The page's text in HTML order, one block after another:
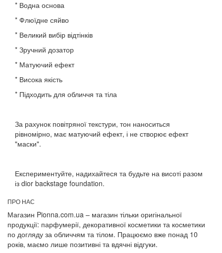
* Водна основа
* Флюїдне сяйво
* Великий вибір відтінків
* Зручний дозатор
* Матуючий ефект
* Висока якість
* Підходить для обличчя та тіла
За рахунок повітряної текстури, тон наноситься
рівномірно, має матуючий ефект, і не створює ефект
"маски".
Експериментуйте, надихайтеся та будьте на висоті разом
із dior backstage foundation.
ПРО НАС
Магазин Pionna.com.ua – магазин тільки оригінальної
продукції: парфумерії, декоративної косметики та косметики
по догляду за обличчям та тілом. Працюємо вже понад 10
років, маємо лише позитивні та вдячні відгуки.